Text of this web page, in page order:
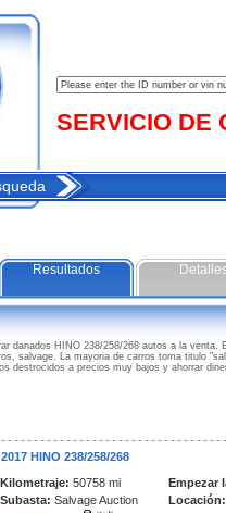
SERVICIO DE
Resultados
danados HINO 238/258/268 autos a la
salvage. La mayoria de carros toma titulo
destrocidos a precios muy bajos y ahorrar
2017 HINO 238/258/268
Kilometraje: 50758 mi
Subasta: Salvage Auction
Empezar
Locación: